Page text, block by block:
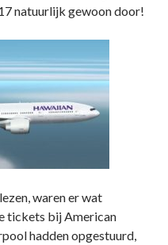
natuurlijk gewoon door!
waren er wat
tickets bij American
hadden opgestuurd,